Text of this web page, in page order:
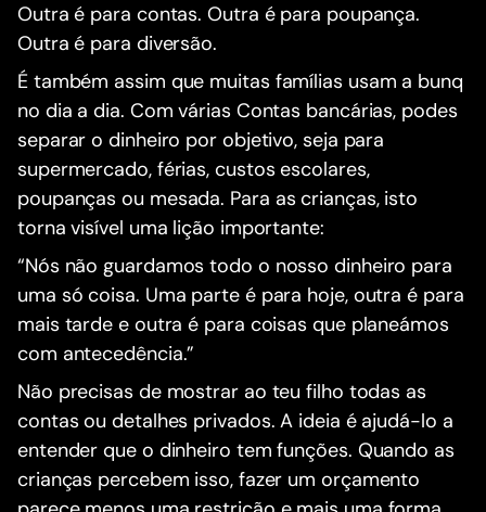
Outra é para contas. Outra é para poupança.
Outra é para diversão.
É também assim que muitas famílias usam a bunq
no dia a dia. Com várias Contas bancárias, podes
separar o dinheiro por objetivo, seja para
supermercado, férias, custos escolares,
poupanças ou mesada. Para as crianças, isto
torna visível uma lição importante:
“Nós não guardamos todo o nosso dinheiro para
uma só coisa. Uma parte é para hoje, outra é para
mais tarde e outra é para coisas que planeámos
com antecedência.”
Não precisas de mostrar ao teu filho todas as
contas ou detalhes privados. A ideia é ajudá-lo a
entender que o dinheiro tem funções. Quando as
crianças percebem isso, fazer um orçamento